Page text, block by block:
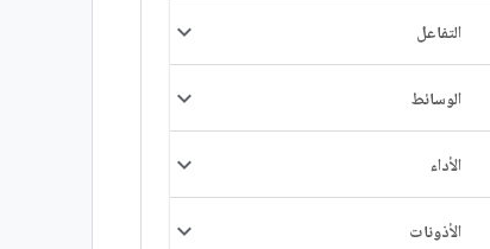
التفاعل
الوسائط
الأداء
الأذونات